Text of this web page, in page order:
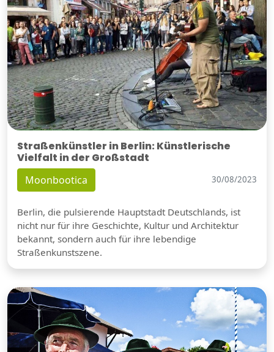
Straßenkünstler in Berlin: Künstlerische
Vielfalt in der Großstadt
Moonbootica 30/08/2023
Berlin, die pulsierende Hauptstadt Deutschlands, ist
nicht nur für ihre Geschichte, Kultur und Architektur
bekannt, sondern auch für ihre lebendige
Straßenkunstszene.